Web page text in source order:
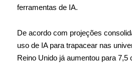
ferramentas de IA.
De acordo com projeções
uso de IA para trapacear nas
Reino Unido já aumentou para 7,5